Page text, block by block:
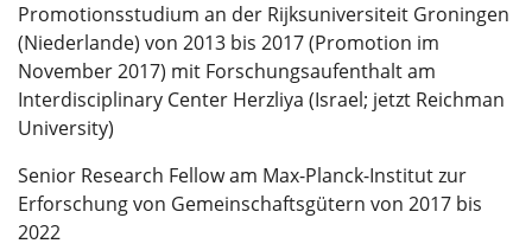
Promotionsstudium an der Rijksuniversiteit Groningen
(Niederlande) von 2013 bis 2017 (Promotion im
November 2017) mit Forschungsaufenthalt am
Interdisciplinary Center Herzliya (Israel; jetzt Reichman
University)
Senior Research Fellow am Max-Planck-Institut zur
Erforschung von Gemeinschaftsgütern von 2017 bis
2022